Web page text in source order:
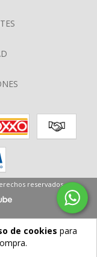
de cookies para
reservados.